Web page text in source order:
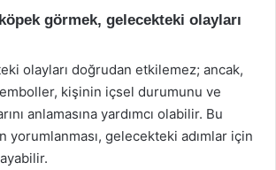
görmek, gelecekteki olayları
olayları doğrudan etkilemez; ancak,
kişinin içsel durumunu ve
anlamasına yardımcı olabilir. Bu
yorumlanması, gelecekteki adımlar için